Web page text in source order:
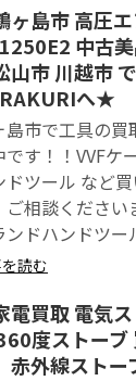
ヶ島市 高圧
中古
山市 川越市
へ★
島市で工具の買
です！！VVFケ
ドツール など
ご相談ください
ンドハンドツ
読む
電買取 電気
度ストーブ
赤外線ストー